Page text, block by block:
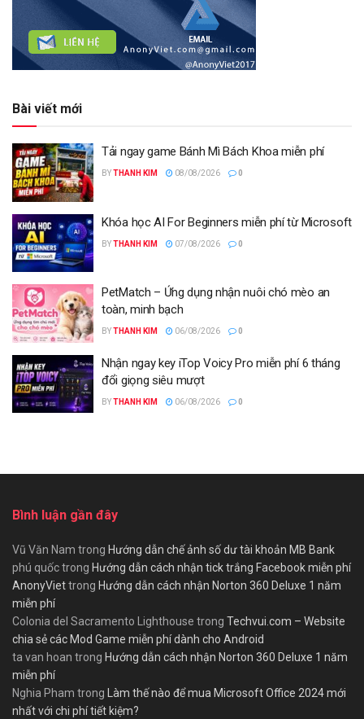
Bài viết mới
Tải ngay game Bánh Mì Bách Khoa miễn phí
BYTHANH KIM 08/08/2026 0
Khóa học AI For Beginners miễn phí từ Microsoft
BYTHANH KIM 07/08/2026 0
PetMatch – Ứng dụng nhận nuôi chó mèo an
toàn, minh bạch
BYTHANH KIM 06/08/2026 0
Nhận ngay key iTop Voicy Pro miễn phí 6 tháng
đổi giọng siêu mượt
BYTHANH KIM 06/08/2026 0
Bình luận gần đây
Vũ Văn Nam trong Hướng dẫn chế ảnh số dư tài khoản MB Bank
phú quốctrong Hướng dẫn cách nhận tick trắng Facebook miễn phí
AnonyViettrong Hướng dẫn cách nhận Norton 360 Deluxe 1 năm
miễn phí
Colonia del Sacramento Lighthouse trong Techvui.com – Website
chia sẻ các Mod Game miễn phí dành cho Android
ta van hoan trong Hướng dẫn cách nhận Norton 360 Deluxe 1 năm
miễn phí
Nghia Pham trong Làm thế nào để mua Microsoft Office 2024 mới
nhất với chi phí tiết kiệm?